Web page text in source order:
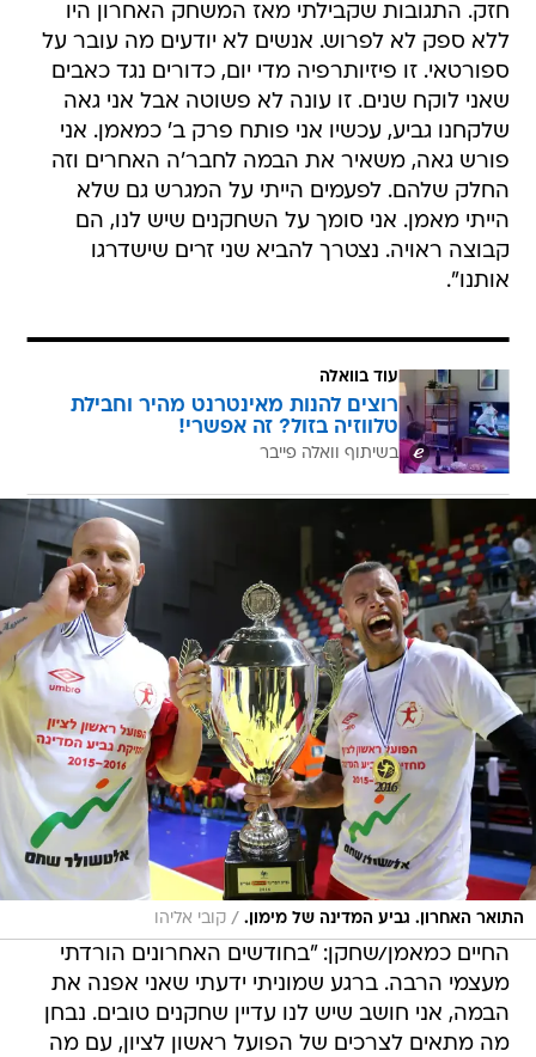
חזק. התגובות שקבילתי מאז המשחק האחרון היו
ללא ספק לא לפרוש. אנשים לא יודעים מה עובר על
ספורטאי. זו פיזיותרפיה מדי יום, כדורים נגד כאבים
שאני לוקח שנים. זו עונה לא פשוטה אבל אני גאה
שלקחנו גביע, עכשיו אני פותח פרק ב' כמאמן. אני
פורש גאה, משאיר את הבמה לחבר'ה האחרים וזה
החלק שלהם. לפעמים הייתי על המגרש גם שלא
הייתי מאמן. אני סומך על השחקנים שיש לנו, הם
קבוצה ראויה. נצטרך להביא שני זרים שישדרגו
אותנו".
עוד בוואלה
רוצים להנות מאינטרנט מהיר וחבילת
טלווזיה בזול? זה אפשרי!
בשיתוף וואלה פייבר
התואר האחרון. גביע המדינה של מימון. / קובי אליהו
החיים כמאמן/שחקן: "בחודשים האחרונים הורדתי
מעצמי הרבה. ברגע שמוניתי ידעתי שאני אפנה את
הבמה, אני חושב שיש לנו עדיין שחקנים טובים. נבחן
מה מתאים לצרכים של הפועל ראשון לציון, עם מה